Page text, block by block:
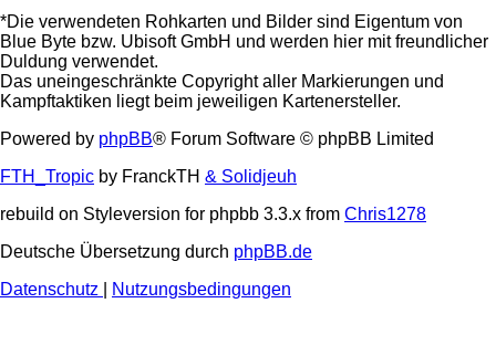
*Die verwendeten Rohkarten und Bilder sind Eigentum von
Blue Byte bzw. Ubisoft GmbH und werden hier mit freundlicher
Duldung verwendet.
Das uneingeschränkte Copyright aller Markierungen und
Kampftaktiken liegt beim jeweiligen Kartenersteller.
Powered by phpBB® Forum Software © phpBB Limited
FTH_Tropic by FranckTH & Solidjeuh
rebuild on Styleversion for phpbb 3.3.x from Chris1278
Deutsche Übersetzung durch phpBB.de
Datenschutz
Nutzungsbedingungen